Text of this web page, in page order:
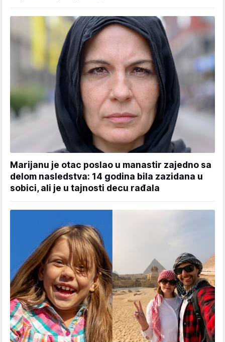
Marijanu je otac poslao u manastir zajedno sa
delom nasledstva: 14 godina bila zazidana u
sobici, ali je u tajnosti decu rađala